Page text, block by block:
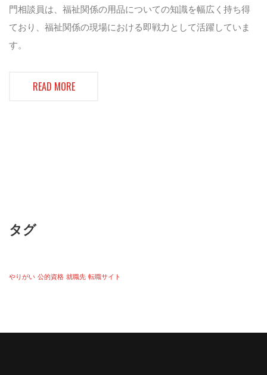
門相談員は、福祉関係の用品についての知識を幅広く持ち得
ており、福祉関係の現場における即戦力として活躍していま
す。
READ MORE
タグ
やりがい 公的資格 就職先 転職サイト